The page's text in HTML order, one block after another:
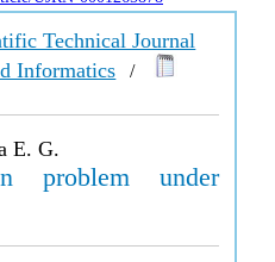
Technical Journal
Informatics /
E. G.
problem under